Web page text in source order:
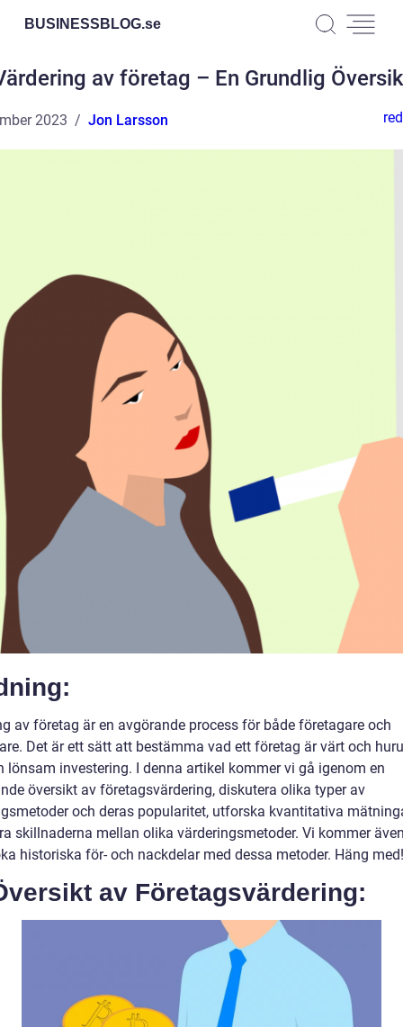
BUSINESSBLOG.se
av företag – En Grundlig
2023 Jon Larsson
av företag är en avgörande process för både företagare och
Det är ett sätt att bestämma vad ett företag är värt och
lönsam investering. I denna artikel kommer vi gå igenom en
översikt av företagsvärdering, diskutera olika typer av
och deras popularitet, utforska kvantitativa
skillnaderna mellan olika värderingsmetoder. Vi kommer
historiska för- och nackdelar med dessa metoder. Häng med!
av Företagsvärdering: